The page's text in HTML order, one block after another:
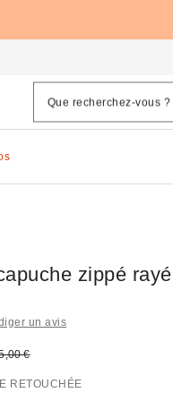
zippé
un avis
:
d'origine :
€
RETOUCHÉE